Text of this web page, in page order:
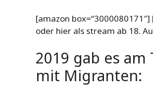
[amazon box=“3000080171″]
oder hier als stream ab 18.
2019 gab es
mit Migranten: